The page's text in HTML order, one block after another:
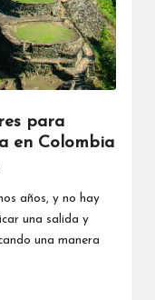
para
en Colombia
años, y no hay
una salida y
una manera